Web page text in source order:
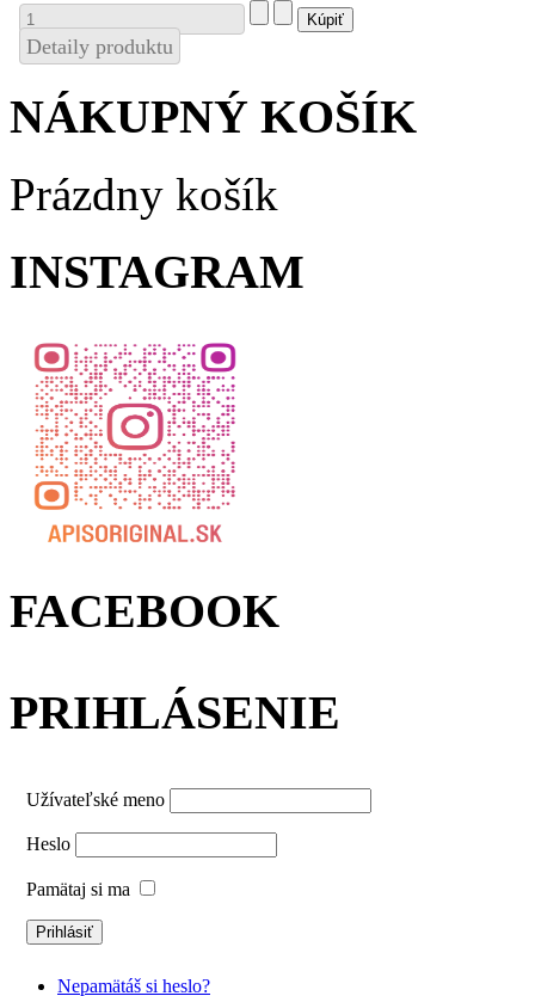
Detaily produktu
NÁKUPNÝ KOŠÍK
Prázdny košík
INSTAGRAM
FACEBOOK
PRIHLÁSENIE
Užívateľské meno
Heslo
Pamätaj si ma
Nepamätáš si heslo?